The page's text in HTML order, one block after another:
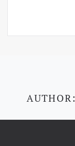
AUTHOR: